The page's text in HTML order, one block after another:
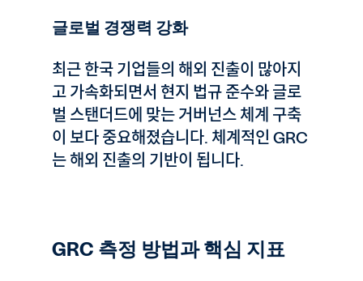
글로벌 경쟁력 강화
최근 한국 기업들의 해외 진출이 많아지
고 가속화되면서 현지 법규 준수와 글로
벌 스탠더드에 맞는 거버넌스 체계 구축
이 보다 중요해졌습니다. 체계적인 GRC
는 해외 진출의 기반이 됩니다.
GRC 측정 방법과 핵심 지표